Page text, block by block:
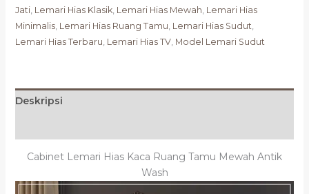
Jati, Lemari Hias Klasik, Lemari Hias Mewah Lemari Hias
Minimalis, Lemari Hias Ruang Tamu Lemari Hias Sudut
Lemari Hias Terbaru Lemari Hias TV, Model Lemari Sudut
Deskripsi
Cabinet Lemari Hias Kaca Ruang Tamu Mewah Antik
Wash